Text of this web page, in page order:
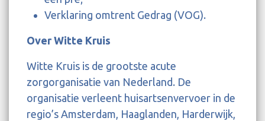
Verklaring omtrent Gedrag (VOG).
Over Witte Kruis
Witte Kruis is de grootste acute
zorgorganisatie van Nederland. De
organisatie verleent huisartsenvervoer in de
regio’s Amsterdam, Haaglanden, Harderwijk,